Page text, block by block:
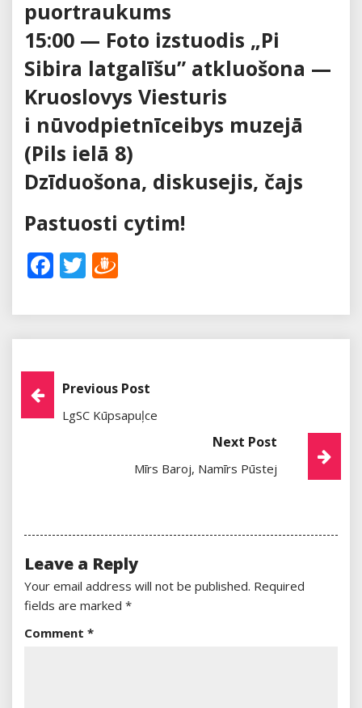
puortraukums
15:00 — Foto izstuodis „Pi
Sibira latgalīšu” atkluošona —
Kruoslovys Viesturis
i nūvodpietnīceibys muzejā
(Pils ielā 8)
Dzīduošona, diskusejis, čajs
Pastuosti cytim!
Facebook
Twitter
Post
Navigation
Previous Post
LgSC Kūpsapuļce
Next Post
Mīrs Baroj, Namīrs Pūstej
Leave a Reply
Your email address will not be published. Required
fields are marked *
Comment *